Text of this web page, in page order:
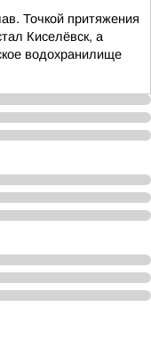
Точкой притяжения
Киселёвск, а
водохранилище